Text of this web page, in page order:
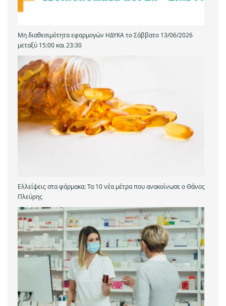
Μη διαθεσιμότητα εφαρμογών ΗΔΥΚΑ το Σάββατο 13/06/2026
μεταξύ 15:00 και 23:30
Ελλείψεις στα φάρμακα: Τα 10 νέα μέτρα που ανακοίνωσε ο Θάνος
Πλεύρης